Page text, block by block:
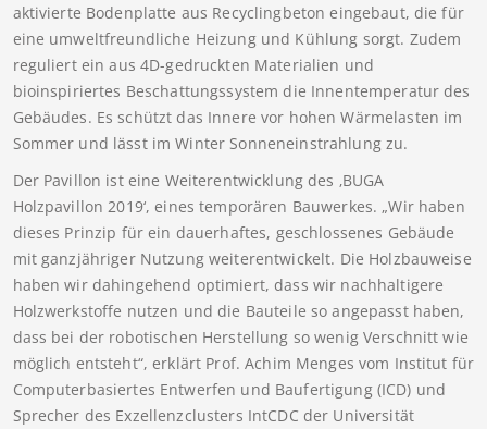
aktivierte Bodenplatte aus Recyclingbeton eingebaut, die für
eine umweltfreundliche Heizung und Kühlung sorgt. Zudem
reguliert ein aus 4D-gedruckten Materialien und
bioinspiriertes Beschattungssystem die Innentemperatur des
Gebäudes. Es schützt das Innere vor hohen Wärmelasten im
Sommer und lässt im Winter Sonneneinstrahlung zu.
Der Pavillon ist eine Weiterentwicklung des ‚BUGA
Holzpavillon 2019‘, eines temporären Bauwerkes. „Wir haben
dieses Prinzip für ein dauerhaftes, geschlossenes Gebäude
mit ganzjähriger Nutzung weiterentwickelt. Die Holzbauweise
haben wir dahingehend optimiert, dass wir nachhaltigere
Holzwerkstoffe nutzen und die Bauteile so angepasst haben,
dass bei der robotischen Herstellung so wenig Verschnitt wie
möglich entsteht“, erklärt Prof. Achim Menges vom Institut für
Computerbasiertes Entwerfen und Baufertigung (ICD) und
Sprecher des Exzellenzclusters IntCDC der Universität